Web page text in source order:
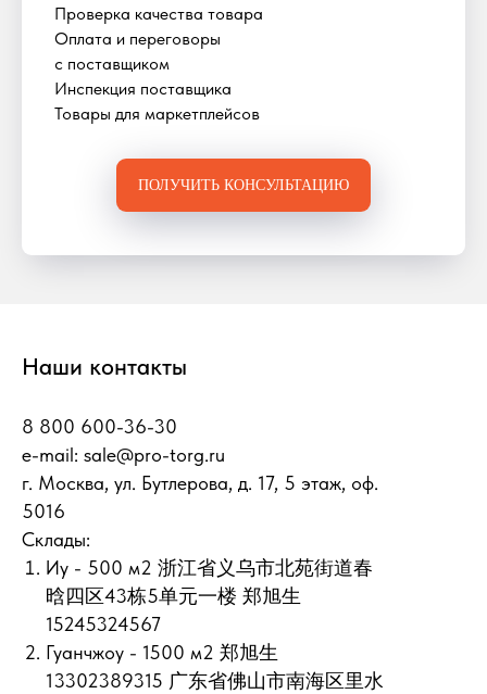
Проверка качества товара
Оплата и переговоры
с поставщиком
Инспекция поставщика
Товары для маркетплейсов
ПОЛУЧИТЬ КОНСУЛЬТАЦИЮ
Наши контакты
8 800 600-36-30
e-mail: sale@pro-torg.ru
г. Москва, ул. Бутлерова, д. 17, 5 этаж, оф.
5016
Склады:
Иу - 500 м2 浙江省义乌市北苑街道春
晗四区43栋5单元一楼 郑旭生
15245324567
Гуанчжоу - 1500 м2 郑旭生
13302389315 广东省佛山市南海区里水